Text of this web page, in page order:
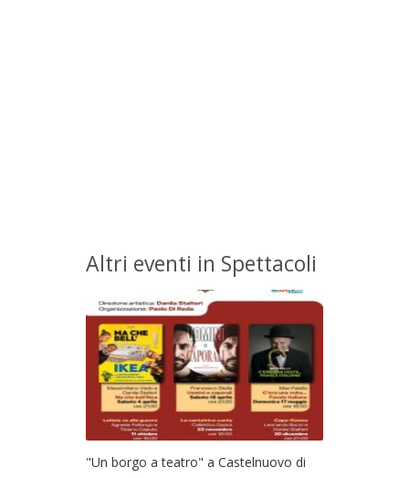
Altri eventi in Spettacoli
"Un borgo a teatro" a Castelnuovo di